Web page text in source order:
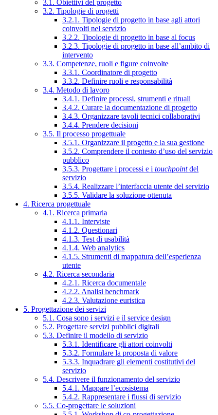
3.1. Obiettivi del progetto
3.2. Tipologie di progetti
3.2.1. Tipologie di progetto in base agli attori
coinvolti nel servizio
3.2.2. Tipologie di progetto in base al focus
3.2.3. Tipologie di progetto in base all’ambito di
intervento
3.3. Competenze, ruoli e figure coinvolte
3.3.1. Coordinatore di progetto
3.3.2. Definire ruoli e responsabilità
3.4. Metodo di lavoro
3.4.1. Definire processi, strumenti e rituali
3.4.2. Curare la documentazione di progetto
3.4.3. Organizzare tavoli tecnici collaborativi
3.4.4. Prendere decisioni
3.5. Il processo progettuale
3.5.1. Organizzare il progetto e la sua gestione
3.5.2. Comprendere il contesto d’uso del servizio
pubblico
3.5.3. Progettare i processi e i touchpointdel
servizio
3.5.4. Realizzare l’interfaccia utente del servizio
3.5.5. Validare la soluzione ottenuta
4. Ricerca progettuale
4.1. Ricerca primaria
4.1.1. Interviste
4.1.2. Questionari
4.1.3. Test di usabilità
4.1.4. Web analytics
4.1.5. Strumenti di mappatura dell’esperienza
utente
4.2. Ricerca secondaria
4.2.1. Ricerca documentale
4.2.2. Analisi benchmark
4.2.3. Valutazione euristica
5. Progettazione dei servizi
5.1. Cosa sono i servizi e il service design
5.2. Progettare servizi pubblici digitali
5.3. Definire il modello di servizio
5.3.1. Identificare gli attori coinvolti
5.3.2. Formulare la proposta di valore
5.3.3. Inquadrare gli elementi costitutivi del
servizio
5.4. Descrivere il funzionamento del servizio
5.4.1. Mappare l’ecosistema
5.4.2. Rappresentare i flussi di servizio
5.5. Co-progettare le soluzioni